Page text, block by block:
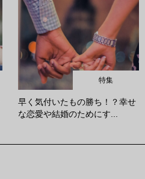
特集
早く気付いたもの勝ち！？幸せ
な恋愛や結婚のためにす...